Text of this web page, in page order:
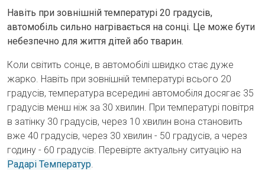
Навіть при зовнішній температурі 20 градусів,
автомобіль сильно нагрівається на сонці. Це може бути
небезпечно для життя дітей або тварин.
Коли світить сонце, в автомобілі швидко стає дуже
жарко. Навіть при зовнішній температурі всього 20
градусів, температура всередині автомобіля досягає 35
градусів менш ніж за 30 хвилин. При температурі повітря
в затінку 30 градусів, через 10 хвилин вона становить
вже 40 градусів, через 30 хвилин - 50 градусів, а через
годину - 60 градусів. Перевірте актуальну ситуацію на
Радарі Температур.